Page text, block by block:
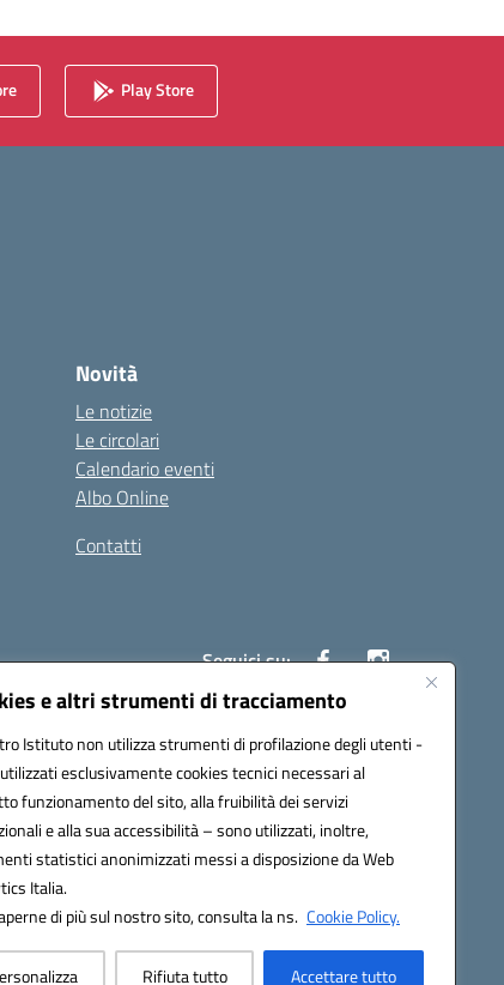
e altri strumenti di tracciamento
Istituto non utilizza strumenti di profilazione degli utenti -
esclusivamente cookies tecnici necessari al
funzionamento del sito, alla fruibilità dei servizi
e alla sua accessibilità – sono utilizzati, inoltre,
statistici anonimizzati messi a disposizione da Web
Italia.
di più sul nostro sito, consulta la ns. Cookie Policy.
Rifiuta tutto Accettare tutto
Play Store
Novità
Le notizie
Le circolari
Calendario eventi
Albo Online
Contatti
Seguici su: